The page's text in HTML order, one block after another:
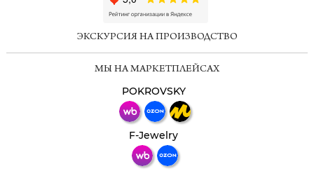
ЭКСКУРСИЯ НА ПРОИЗВОДСТВО
МЫ НА МАРКЕТПЛЕЙСАХ
POKROVSKY
F-Jewelry